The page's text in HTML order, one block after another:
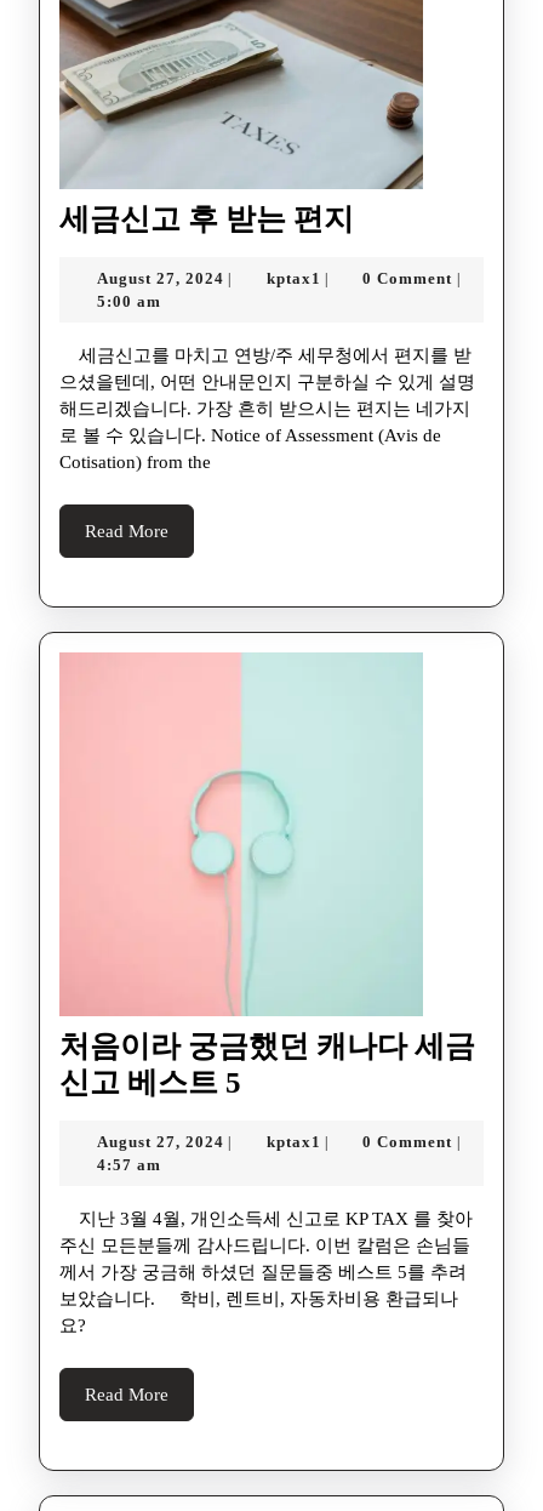
세금신고 후 받는 편지
August 27, 2024 | kptax1 | 0 Comment |
5:00 am
세금신고를 마치고 연방/주 세무청에서 편지를 받
으셨을텐데, 어떤 안내문인지 구분하실 수 있게 설명
해드리겠습니다. 가장 흔히 받으시는 편지는 네가지
로 볼 수 있습니다. Notice of Assessment (Avis de
Cotisation) from the
Read More
처음이라 궁금했던 캐나다 세금
신고 베스트 5
August 27, 2024 | kptax1 | 0 Comment |
4:57 am
지난 3월 4월, 개인소득세 신고로 KP TAX 를 찾아
주신 모든분들께 감사드립니다. 이번 칼럼은 손님들
께서 가장 궁금해 하셨던 질문들중 베스트 5를 추려
보았습니다. 학비, 렌트비, 자동차비용 환급되나
요?
Read More